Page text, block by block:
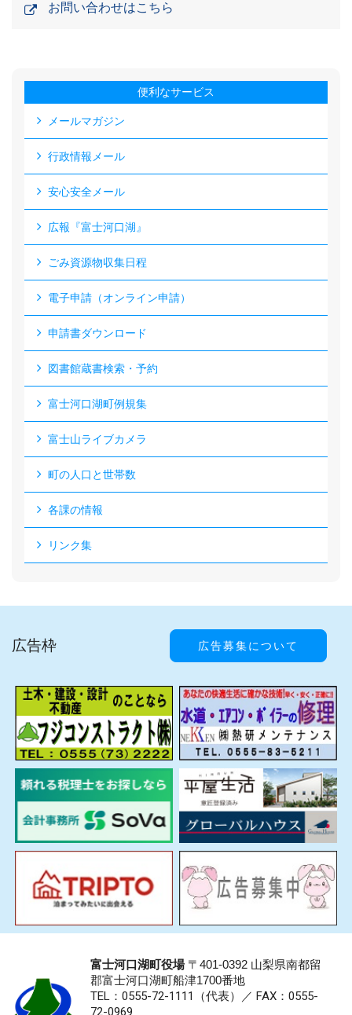
お問い合わせはこちら
便利なサービス
メールマガジン
行政情報メール
安心安全メール
広報『富士河口湖』
ごみ資源物収集日程
電子申請（オンライン申請）
申請書ダウンロード
図書館蔵書検索・予約
富士河口湖町例規集
富士山ライブカメラ
町の人口と世帯数
各課の情報
リンク集
広告枠 広告募集について
富士河口湖町役場〒401-0392 山梨県南都留
郡富士河口湖町船津1700番地
TEL：0555-72-1111 （代表）／ FAX：0555-
72-0969